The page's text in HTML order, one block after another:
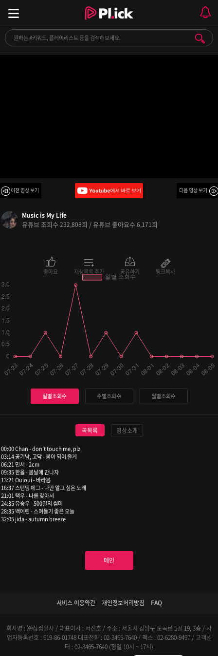
[playlist] 내가 너의 봄이 되어줄게
이전 영상 보기 다음 영상 보기
Music is My Life
유튜브 조회수 232,808회 / 유튜브 좋아요수 6,171회
좋아요 재생목록 추가 공유하기 링크복사
일별조회수 주별조회수 월별조회수
곡목록 영상소개
00:00 Chan - don’t touch me, plz
03:14 공기남, 고닥 - 봄이 되어 줄게
06:21 민서 - 2cm
09:35 한올 - 봄날에 만나자
13:21 Ouioui - 바라봄
16:37 스탠딩 에그 - 나만 알고 싶은 노래
21:01 택우 - 나를 찾아서
24:35 유승우 - 500일의 썸머
28:35 백예린 - 스며들기 좋은 오늘
32:05 jida - autumn breeze
메인
서비스 이용약관 개인정보처리방침 FAQ
회사명 : ㈜삼쩜일사 / 대표이사 : 서진호 / 주소 : 서울시 강남구 도곡로 5길 19, 3층 / 사
업자등록번호 : 619-86-01748 대표전화 : 02-3465-7640 / 팩스 : 02-6280-9497 / 고객센
터 : 02-3465-7640 (평일 10시 ~ 17시)